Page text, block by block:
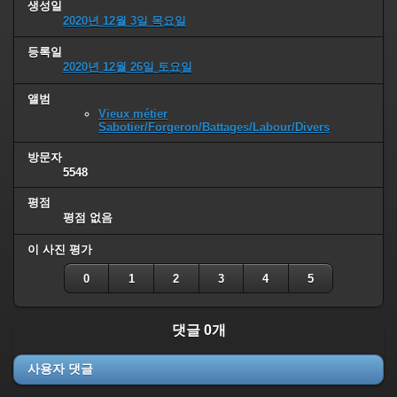
생성일
2020년 12월 3일 목요일
등록일
2020년 12월 26일 토요일
앨범
Vieux métier
Sabotier/Forgeron/Battages/Labour/Divers
방문자
5548
평점
평점 없음
이 사진 평가
0 1 2 3 4 5
댓글 0개
사용자 댓글